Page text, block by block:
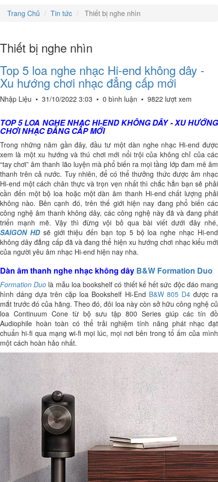
Trang Chủ
Tin tức Thiết bị nghe nhìn
Thiết bị nghe nhìn
Top 5 loa nghe nhạc Hi-end không dây -
Xu hướng chơi nhạc đẳng cấp mới
Nhập Liệu • 31/10/2022 3:03 • 0 bình luận • 9822 lượt xem
TOP 5 LOA NGHE NHẠC HI-END KHÔNG DÂY - XU HƯỚNG
CHƠI NHẠC ĐẲNG CẤP MỚI
Trong những năm gần đây, đầu tư một dàn nghe nhạc Hi-end được
xem là một xu hướng và thú chơi mới nổi trội của không chỉ của các
“tay chơi” âm thanh lão luyện mà phổ biến ra mọi tầng lớp đam mê âm
thanh trên cả nước. Tuy nhiên, để có thể thưởng thức được âm nhạc
Hi-end một cách chân thực và trọn vẹn nhất thì chắc hẳn bạn sẽ phải
cần đến một bộ loa hoặc một dàn âm thanh Hi-end chất lượng phải
không nào. Bên cạnh đó, trên thế giới hiện nay đang phổ biến các
công nghệ âm thanh không dây, các công nghệ này đã và đang phát
triển mạnh mẽ. Vậy thì đừng vội bỏ qua bài viết dưới đây nhé,
SAIGON HDsẽ giới thiệu đến bạn top 5 bộ loa nghe nhạc Hi-end
không dây đẳng cấp đã và đang thể hiện xu hướng chơi nhạc kiểu mới
của người yêu âm nhạc Hi-end hiện nay nha.
Dàn âm thanh nghe nhạc không dây B&W Formation Duo
Formation Duo là mẫu loa bookshelf có thiết kế hết sức độc đáo mang
hình dáng dựa trên cặp loa Bookshelf Hi-End B&W 805 D4được ra
mắt trước đó của hãng. Theo đó, đôi loa này còn sở hữu công nghệ củ
loa Continuum Cone từ bộ sưu tập 800 Series giúp các tín đồ
Audiophile hoàn toàn có thể trải nghiệm tính năng phát nhạc đạt
chuẩn hi-fi qua mạng wi-fi mọi lúc, mọi nơi bên trong tổ ấm của mình
một cách hoàn hảo nhất.